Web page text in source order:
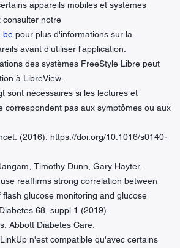
appareils mobiles et systèmes
consulter notre
pour plus d'informations sur la
avant d'utiliser l'application.
des systèmes FreeStyle Libre peut
à LibreView.
sont nécessaires si les lectures et
correspondent pas aux symptômes ou aux
(2016): https://doi.org/10.1016/s0140-
Timothy Dunn, Gary Hayter.
reaffirms strong correlation between
glucose monitoring and glucose
68, suppl 1 (2019).
Abbott Diabetes Care.
n'est compatible qu'avec certains